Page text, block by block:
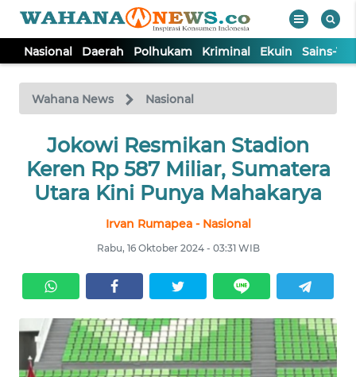
Nasional Daerah Polhukam Kriminal Ekuin Sains-
Wahana News Nasional
Jokowi Resmikan Stadion
Keren Rp 587 Miliar, Sumatera
Utara Kini Punya Mahakarya
Irvan Rumapea - Nasional
Rabu, 16 Oktober 2024 - 03:31 WIB
TV
Tutup
NASIONAL
DAERAH
KRIMINAL
EKUIN
SAINS-TEKNO